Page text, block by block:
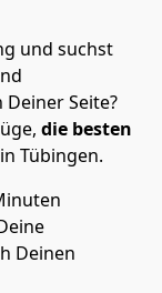
und suchst
Seite?
die besten
in Tübingen.
Deinen